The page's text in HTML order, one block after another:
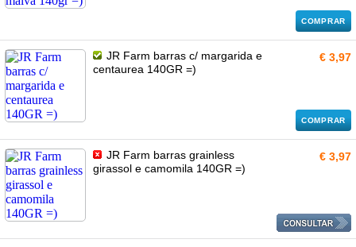
COMPRAR
JR Farm barras c/ margarida e
centaurea 140GR =)
€ 3,97
COMPRAR
JR Farm barras grainless
girassol e camomila 140GR =)
€ 3,97